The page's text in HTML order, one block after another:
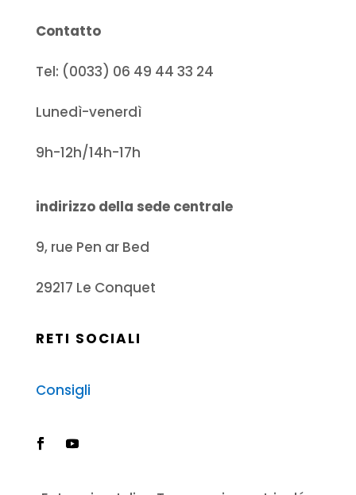
Contatto
Tel: (0033) 06 49 44 33 24
Lunedì-venerdì
9h-12h/14h-17h
indirizzo della sede centrale
9, rue Pen ar Bed
29217 Le Conquet
RETI SOCIALI
Consigli